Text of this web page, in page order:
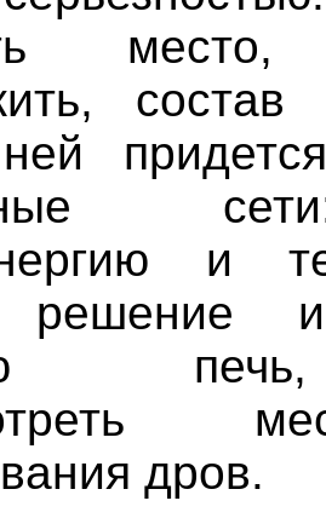
и
решение
дров.